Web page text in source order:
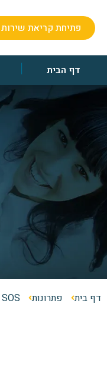
פתיחת קריאת שירות
דף הבית
דף בית פתרונות SOS שירות נייד למשרד